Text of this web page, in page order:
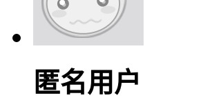
匿名用户